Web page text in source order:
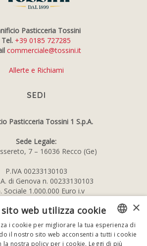
Pasticceria Tossini
Tel. +39 0185 727285
commerciale@tossini.it
Allerte e Richiami
SEDI
Pasticceria Tossini 1 S.p.A.
Sede Legale:
7 – 16036 Recco (Ge)
P.IVA 00233130103
di Genova n. 00233130103
Sociale 1.000.000 Euro i.v
ITALIAN
×
web utilizza cookie
i cookie per migliorare la tua esperienza di
il nostro sito web acconsenti a tutti i cookie
la nostra policy per i cookie. Leggi di più